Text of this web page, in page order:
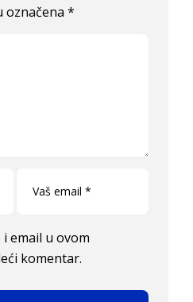
označena*
email u ovom
komentar.